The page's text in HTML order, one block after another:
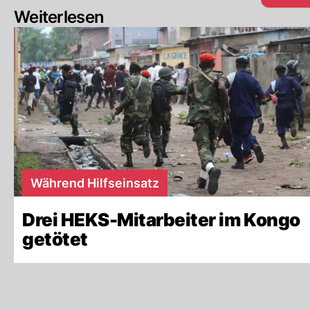
Weiterlesen
Während Hilfseinsatz
Drei HEKS-Mitarbeiter im Kongo
getötet